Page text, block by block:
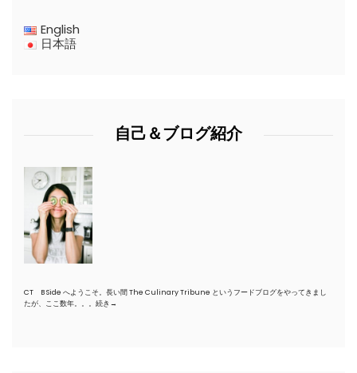
English
日本語
自己＆ブログ紹介
CT B Side へようこそ。長い間 The Culinary Tribune というフードブログをやってきまし
たが、ここ数年。。。 続き→